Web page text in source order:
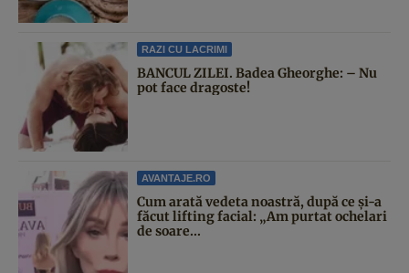
RAZI CU LACRIMI
BANCUL ZILEI. Badea Gheorghe: – Nu
pot face dragoste!
AVANTAJE.RO
Cum arată vedeta noastră, după ce și-a
făcut lifting facial: „Am purtat ochelari
de soare...